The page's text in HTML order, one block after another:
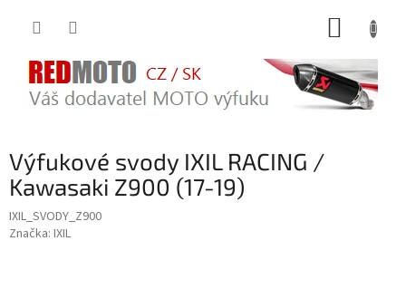
Výfukové svody IXIL RACING /
Kawasaki Z900 (17-19)
IXIL_SVODY_Z900
Značka: IXIL